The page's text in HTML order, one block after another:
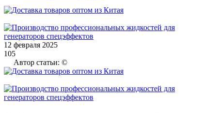
12 февраля 2025
105
Автор статьи: ©